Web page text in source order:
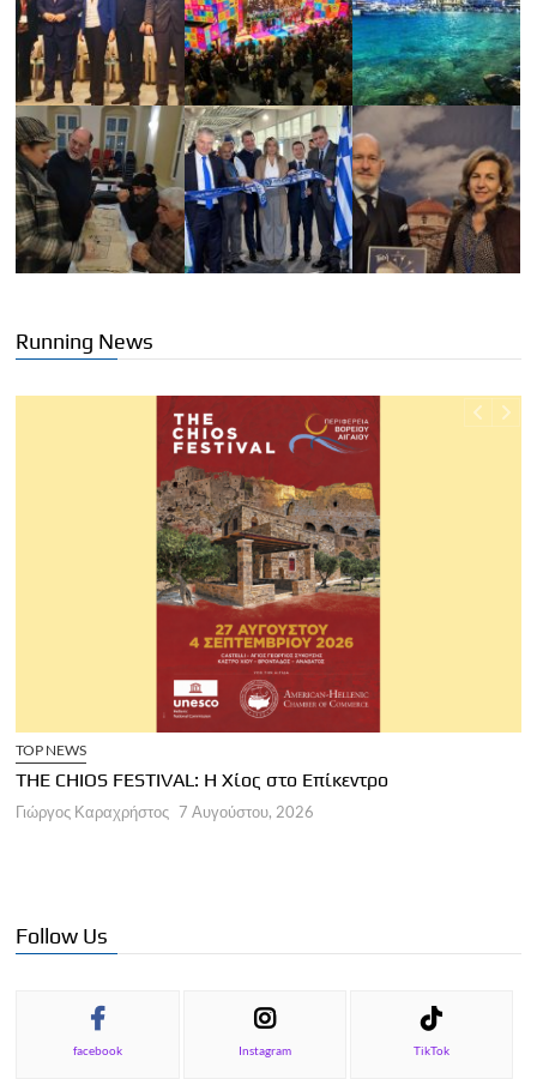
Running News
TOP NEWS
THE CHIOS FESTIVAL: Η Χίος στο Επίκεντρο
Γιώργος Καραχρήστος 7 Αυγούστου, 2026
Follow Us
facebook Instagram TikTok